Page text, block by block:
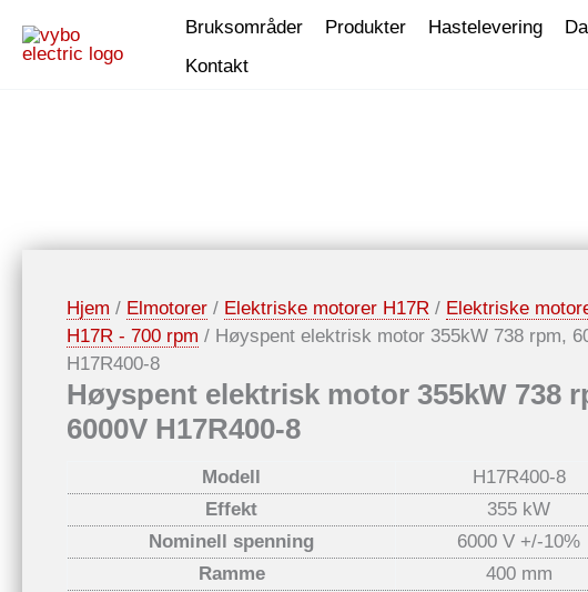
rett
Bruksområder Produkter Hastelevering
Kontakt
Hjem / Elmotorer / Elektriske motorer H17R / Elektriske
H17R - 700 rpm / Høyspent elektrisk motor 355kW 738 rpm,
H17R400-8
Høyspent elektrisk motor 355kW 738
6000V H17R400-8
Modell
H17R400-8
Effekt
355 kW
Nominell spenning
6000 V +/-10%
Ramme
400 mm